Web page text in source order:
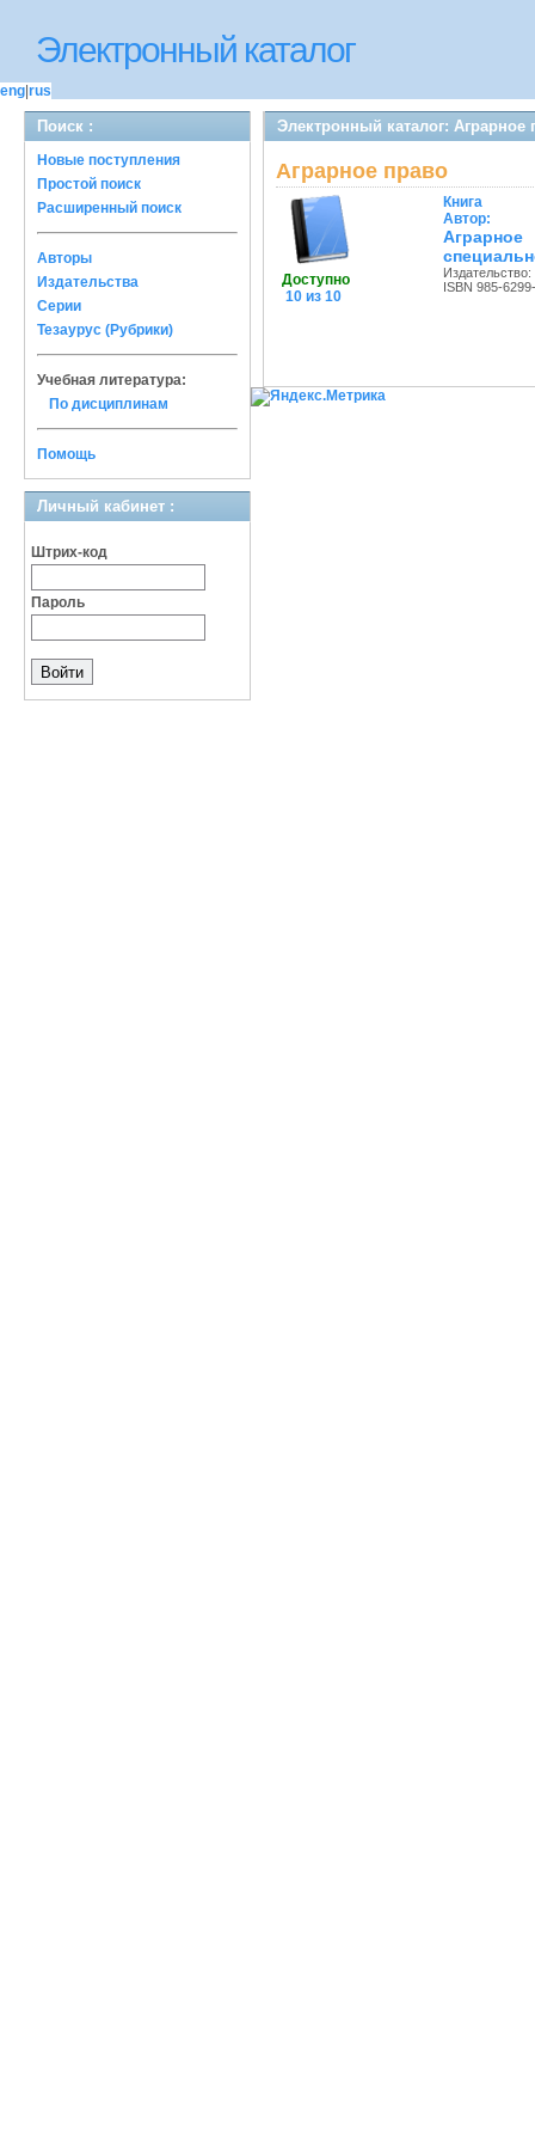
Электронный каталог
eng rus
Поиск :
Новые поступления
Простой поиск
Расширенный поиск
Авторы
Издательства
Серии
Тезаурус (Рубрики)
Учебная литература:
По дисциплинам
Помощь
Личный кабинет :
Штрих-код
Пароль
Электронный каталог: Аграрное
Аграрное право
Доступно
10 из 10
Книга
Автор:
Издательство:
ISBN 985-